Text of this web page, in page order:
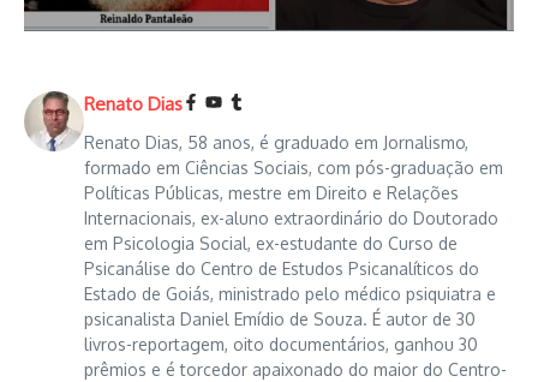
Renato Dias
Renato Dias, 58 anos, é graduado em Jornalismo,
formado em Ciências Sociais, com pós-graduação em
Políticas Públicas, mestre em Direito e Relações
Internacionais, ex-aluno extraordinário do Doutorado
em Psicologia Social, ex-estudante do Curso de
Psicanálise do Centro de Estudos Psicanalíticos do
Estado de Goiás, ministrado pelo médico psiquiatra e
psicanalista Daniel Emídio de Souza. É autor de 30
livros-reportagem, oito documentários, ganhou 30
prêmios e é torcedor apaixonado do maior do Centro-